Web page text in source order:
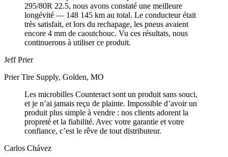
295/80R 22.5, nous avons constaté une meilleure
longévité — 148 145 km au total. Le conducteur était
très satisfait, et lors du rechapage, les pneus avaient
encore 4 mm de caoutchouc. Vu ces résultats, nous
continuerons à utiliser ce produit.
Jeff Prier
Prier Tire Supply, Golden, MO
Les microbilles Counteract sont un produit sans souci,
et je n’ai jamais reçu de plainte. Impossible d’avoir un
produit plus simple à vendre : nos clients adorent la
propreté et la fiabilité. Avec votre garantie et votre
confiance, c’est le rêve de tout distributeur.
Carlos Chávez